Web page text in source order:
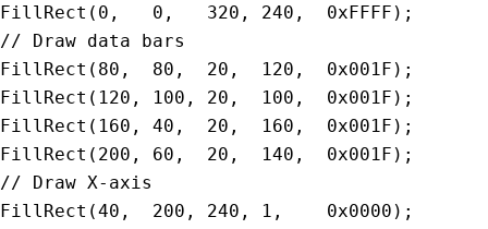
FillRect ( 0 , 0 , 320 , 240 , 0xFFFF ) ;
// Draw data bars
FillRect ( 80 , 80 , 20 , 120 , 0x001F ) ;
FillRect ( 120 , 100 , 20 , 100 , 0x001F ) ;
FillRect ( 160 , 40 , 20 , 160 , 0x001F ) ;
FillRect ( 200 , 60 , 20 , 140 , 0x001F ) ;
// Draw X-axis
FillRect (40 , 200 , 240 , 1 , 0x0000 ) ;